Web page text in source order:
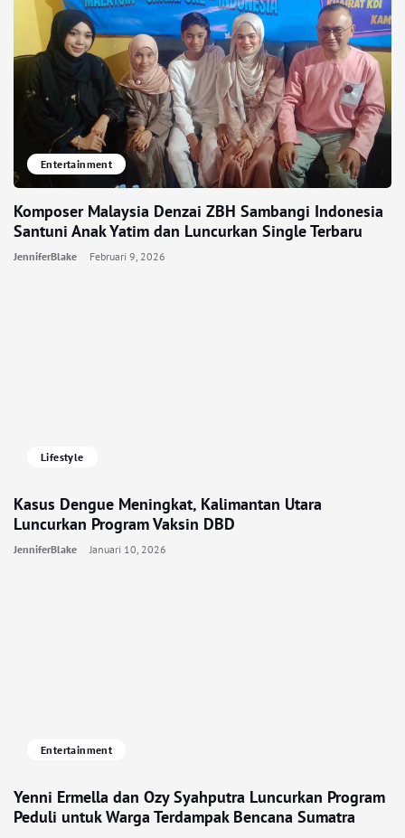
Entertainment
Komposer Malaysia Denzai ZBH Sambangi Indonesia
Santuni Anak Yatim dan Luncurkan Single Terbaru
JenniferBlake Februari 9, 2026
Lifestyle
Kasus Dengue Meningkat, Kalimantan Utara
Luncurkan Program Vaksin DBD
JenniferBlake Januari 10, 2026
Entertainment
Yenni Ermella dan Ozy Syahputra Luncurkan Program
Peduli untuk Warga Terdampak Bencana Sumatra